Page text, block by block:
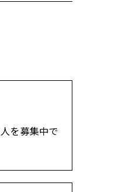
を募集中で